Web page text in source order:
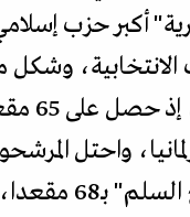
أكبر حزب
وشكل
الحزب